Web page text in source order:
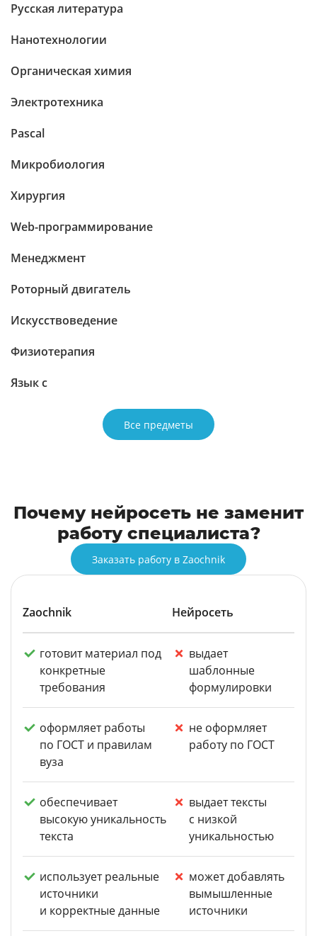
Русская литература
Нанотехнологии
Органическая химия
Электротехника
Pascal
Микробиология
Хирургия
Web-программирование
Менеджмент
Роторный двигатель
Искусствоведение
Физиотерапия
Язык c
Все предметы
Почему нейросеть не заменит
работу специалиста?
Заказать работу в Zaochnik
Zaochnik Нейросеть
готовит материал под
конкретные
требования
выдает
шаблонные
формулировки
оформляет работы
по ГОСТ и правилам
вуза
не оформляет
работу по ГОСТ
обеспечивает
высокую уникальность
текста
выдает тексты
с низкой
уникальностью
использует реальные
источники
и корректные данные
может добавлять
вымышленные
источники